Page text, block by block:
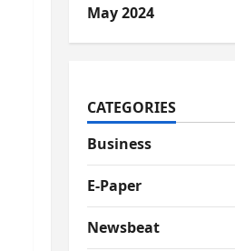
May 2024
CATEGORIES
Business
E-Paper
Newsbeat